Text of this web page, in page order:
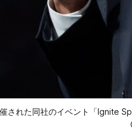
された同社のイベント「